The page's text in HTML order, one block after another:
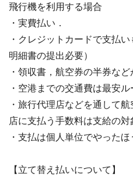
飛行機を利用する場合
・実費払い．
・クレジットカードで支払
明細書の提出必要）
・領収書，航空券の半券など
・空港までの交通費は最安
・旅行代理店などを通して
店に支払う手数料は支給の対
・支払は個人単位でやったほ
【立て替え払いについて】